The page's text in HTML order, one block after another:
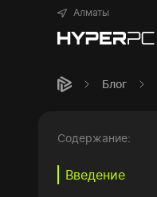
Алматы
Блог
Содержание:
Введение